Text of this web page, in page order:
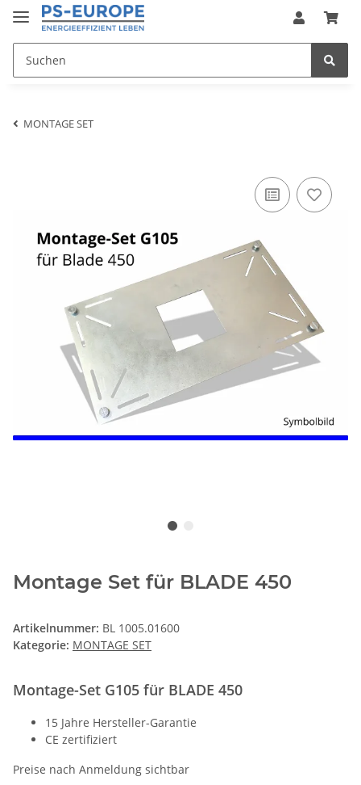
MONTAGE SET
Montage Set für BLADE 450
Artikelnummer: BL 1005.01600
Kategorie: MONTAGE SET
Montage-Set G105 für BLADE 450
15 Jahre Hersteller-Garantie
CE zertifiziert
Preise nach Anmeldung sichtbar